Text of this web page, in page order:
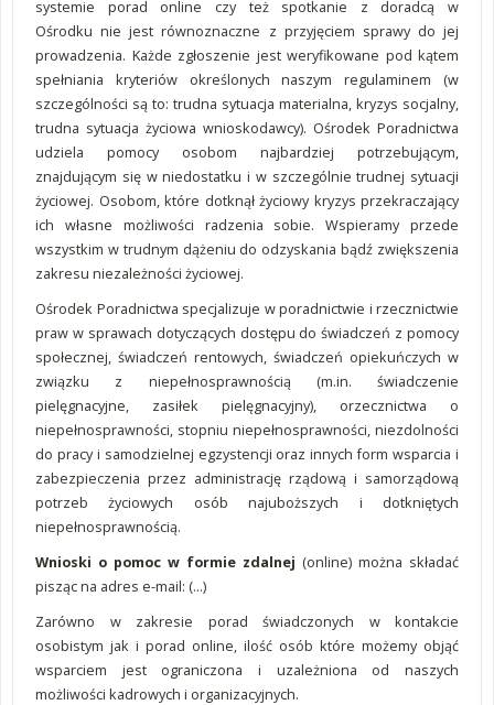
systemie porad online czy też spotkanie z doradcą w
Ośrodku nie jest równoznaczne z przyjęciem sprawy do jej
prowadzenia. Każde zgłoszenie jest weryfikowane pod kątem
spełniania kryteriów określonych naszym regulaminem (w
szczególności są to: trudna sytuacja materialna, kryzys socjalny,
trudna sytuacja życiowa wnioskodawcy). Ośrodek Poradnictwa
udziela pomocy osobom najbardziej potrzebującym,
znajdującym się w niedostatku i w szczególnie trudnej sytuacji
życiowej. Osobom, które dotknął życiowy kryzys przekraczający
ich własne możliwości radzenia sobie. Wspieramy przede
wszystkim w trudnym dążeniu do odzyskania bądź zwiększenia
zakresu niezależności życiowej.
Ośrodek Poradnictwa specjalizuje w poradnictwie i rzecznictwie
praw w sprawach dotyczących dostępu do świadczeń z pomocy
społecznej, świadczeń rentowych, świadczeń opiekuńczych w
związku z niepełnosprawnością (m.in. świadczenie
pielęgnacyjne, zasiłek pielęgnacyjny), orzecznictwa o
niepełnosprawności, stopniu niepełnosprawności, niezdolności
do pracy i samodzielnej egzystencji oraz innych form wsparcia i
zabezpieczenia przez administrację rządową i samorządową
potrzeb życiowych osób najuboższych i dotkniętych
niepełnosprawnością.
Wnioski o pomoc w formie zdalnej (online) można składać
pisząc na adres e-mail: (...)
Zarówno w zakresie porad świadczonych w kontakcie
osobistym jak i porad online, ilość osób które możemy objąć
wsparciem jest ograniczona i uzależniona od naszych
możliwości kadrowych i organizacyjnych.